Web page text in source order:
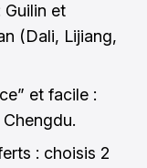
Guilin et
(Dali, Lijiang,
et facile :
: choisis 2